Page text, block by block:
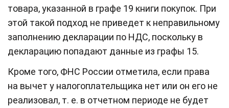
товара, указанной в графе 19 книги покупок. При
этой такой подход не приведет к неправильному
заполнению декларации по НДС, поскольку в
декларацию попадают данные из графы 15.
Кроме того, ФНС России отметила, если права
на вычет у налогоплательщика нет или он его не
реализовал, т. е. в отчетном периоде не будет